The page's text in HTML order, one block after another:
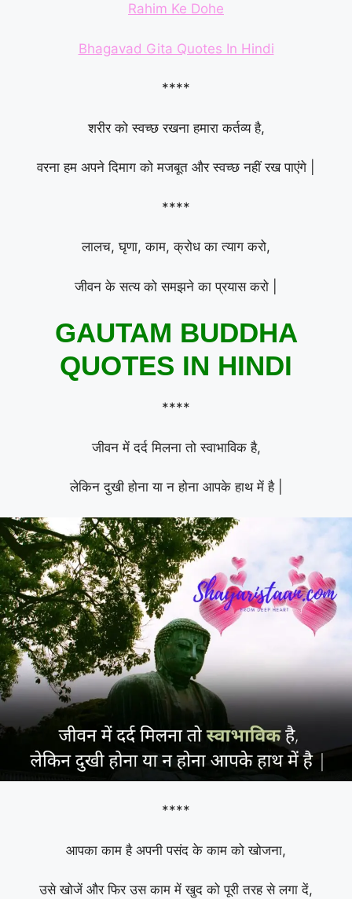
Rahim Ke Dohe
Bhagavad Gita Quotes In Hindi
****
शरीर को स्वच्छ रखना हमारा कर्तव्य है,
वरना हम अपने दिमाग को मजबूत और स्वच्छ नहीं रख पाएंगे |
****
लालच, घृणा, काम, क्रोध का त्याग करो,
जीवन के सत्य को समझने का प्रयास करो |
GAUTAM BUDDHA
QUOTES IN HINDI
****
जीवन में दर्द मिलना तो स्वाभाविक है,
लेकिन दुखी होना या न होना आपके हाथ में है |
****
आपका काम है अपनी पसंद के काम को खोजना,
उसे खोजें और फिर उस काम में खुद को पूरी तरह से लगा दें,